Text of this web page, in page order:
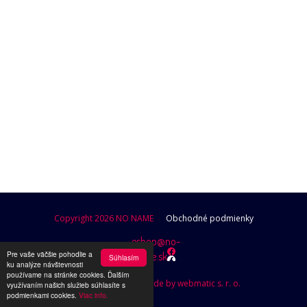
Súhlasím
Pre vaše väčšie pohodlie a
ku analýze návštevnosti
používame na stránke cookies. Ďalším
využívaním našich služieb súhlasíte s
podmienkami cookies. Viac info.
Copyright 2026 NO NAME Obchodné podmienky
eshop@no-
name.sk
Design by Brutusik, Code by webmatic s. r. o.